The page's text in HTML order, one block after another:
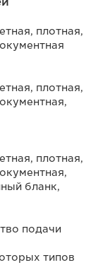
плотная,
плотная,
плотная,
бланк,
подачи
типов